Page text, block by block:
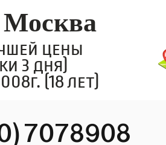
цены
3 дня)
(18 лет)